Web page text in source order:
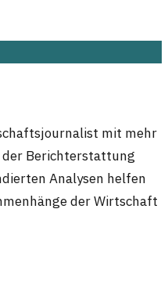
mit mehr
Berichterstattung
Analysen helfen
der Wirtschaft